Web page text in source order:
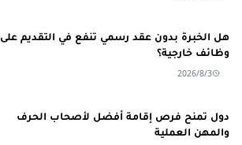
هل الخبرة بدون عقد رسمي تنفع في التقديم على
وظائف خارجية؟
2026/8/3
دول تمنح فرص إقامة أفضل لأصحاب الحرف
والمهن العملية